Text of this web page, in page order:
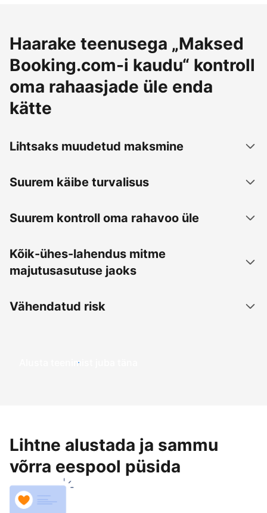
Haarake teenusega „Maksed
Booking.com-i kaudu“ kontroll
oma rahaasjade üle enda
kätte
Lihtsaks muudetud maksmine
Suurem käibe turvalisus
Suurem kontroll oma rahavoo üle
Kõik-ühes-lahendus mitme
majutusasutuse jaoks
Vähendatud risk
Alusta teenimist juba täna
Lihtne alustada ja sammu
võrra eespool püsida